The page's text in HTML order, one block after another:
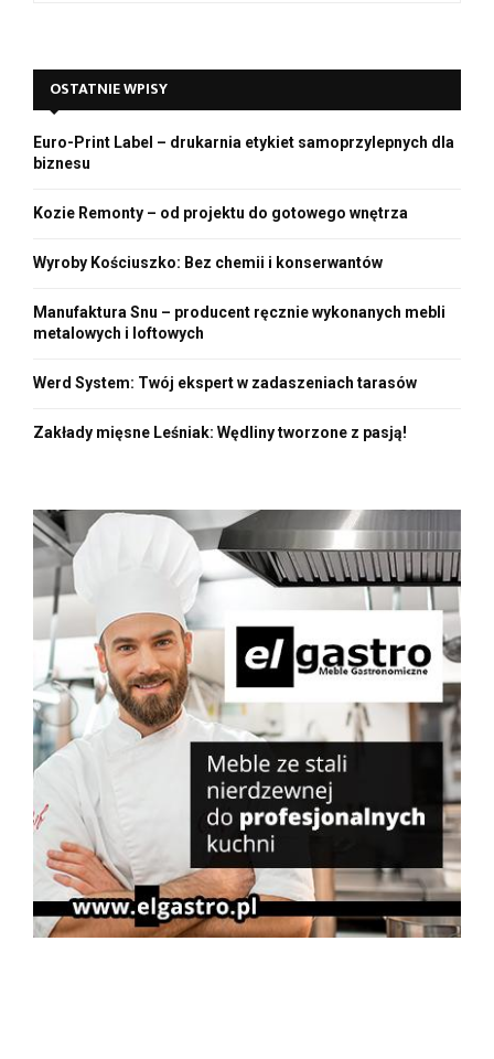
f
o
r
E
A
OSTATNIE WPISY
Euro-Print Label – drukarnia etykiet samoprzylepnych dla
biznesu
Kozie Remonty – od projektu do gotowego wnętrza
Wyroby Kościuszko: Bez chemii i konserwantów
Manufaktura Snu – producent ręcznie wykonanych mebli
metalowych i loftowych
Werd System: Twój ekspert w zadaszeniach tarasów
Zakłady mięsne Leśniak: Wędliny tworzone z pasją!